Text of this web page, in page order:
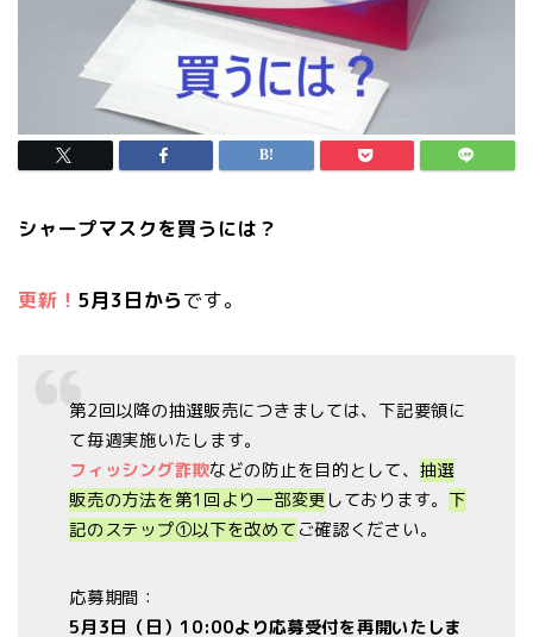
シャープマスクを買うには？
更新！ 5月3日からです。
第2回以降の抽選販売につきましては、下記要領に
て毎週実施いたします。
フィッシング詐欺などの防止を目的として、 抽選
販売の方法を第1回より一部変更 しております。 下
記のステップ①以下を改めて ご確認ください。
応募期間：
5月3日（日）10:00より応募受付を再開いたしま